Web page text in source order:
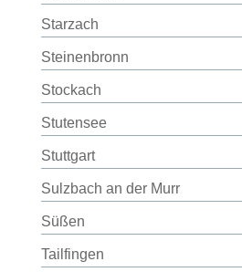
Starzach
Steinenbronn
Stockach
Stutensee
Stuttgart
Sulzbach an der Murr
Süßen
Tailfingen